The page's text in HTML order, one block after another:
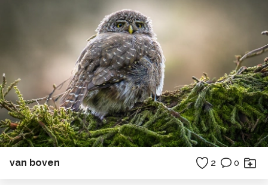
van boven 2 0